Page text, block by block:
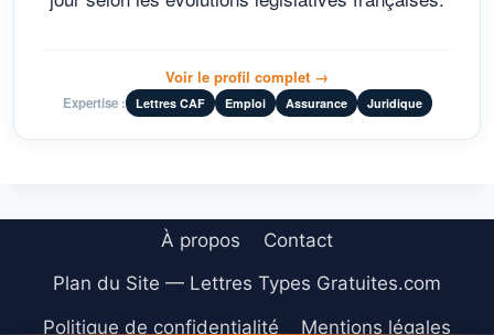
Voir le profil complet →
Expertise : Lettres CAF Emploi Assurance Juridique
À propos
Contact
Plan du Site — Lettres Types Gratuites.com
Politique de confidentialité
Mentions légales